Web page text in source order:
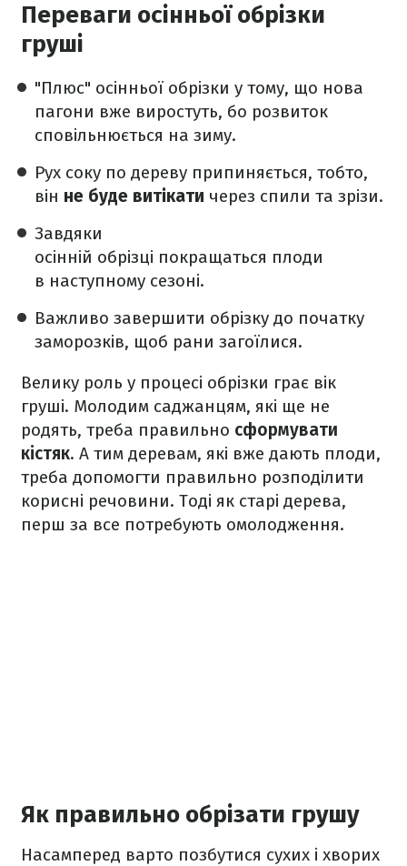
Переваги осінньої обрізки
груші
"Плюс" осінньої обрізки у тому, що нова
пагони вже виростуть, бо розвиток
сповільнюється на зиму.
Рух соку по дереву припиняється, тобто,
він не буде витікати через спили та зрізи.
Завдяки
осінній обрізці покращаться плоди
в наступному сезоні.
Важливо завершити обрізку до початку
заморозків, щоб рани загоїлися.
Велику роль у процесі обрізки грає вік
груші. Молодим саджанцям, які ще не
родять, треба правильно сформувати
кістяк. А тим деревам, які вже дають плоди,
треба допомогти правильно розподілити
корисні речовини. Тоді як старі дерева,
перш за все потребують омолодження.
Як правильно обрізати грушу
Насамперед варто позбутися сухих і хворих